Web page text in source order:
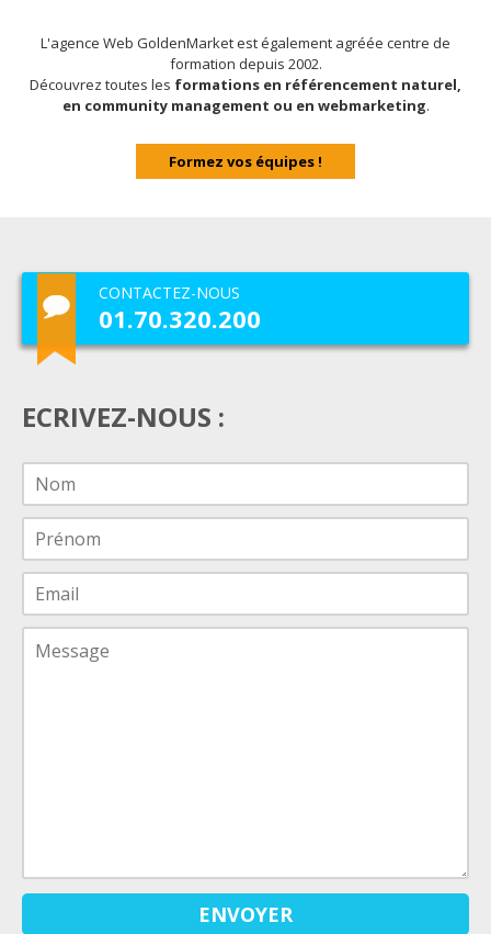
L'agence Web GoldenMarket est également agréée centre de
formation depuis 2002.
Découvrez toutes les formations en référencement naturel,
en community management ou en webmarketing.
Formez vos équipes !
CONTACTEZ-NOUS
01.70.320.200
ECRIVEZ-NOUS :